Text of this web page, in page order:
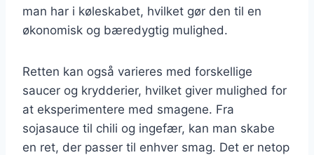
man har i køleskabet, hvilket gør den til en
økonomisk og bæredygtig mulighed.
Retten kan også varieres med forskellige
saucer og krydderier, hvilket giver mulighed for
at eksperimentere med smagene. Fra
sojasauce til chili og ingefær, kan man skabe
en ret, der passer til enhver smag. Det er netop